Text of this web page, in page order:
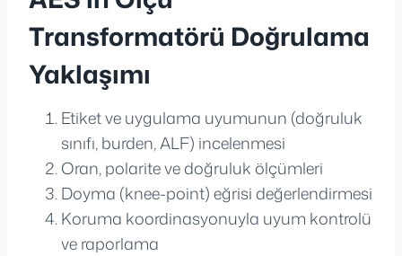
Transformatörü Doğrulama
Yaklaşımı
Etiket ve uygulama uyumunun (doğruluk
sınıfı, burden, ALF) incelenmesi
Oran, polarite ve doğruluk ölçümleri
Doyma (knee-point) eğrisi değerlendirmesi
Koruma koordinasyonuyla uyum kontrolü
ve raporlama